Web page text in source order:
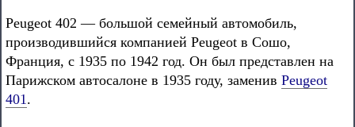
Peugeot 402 — большой семейный автомобиль,
производившийся компанией Peugeot в Сошо,
Франция, с 1935 по 1942 год. Он был представлен на
Парижском автосалоне в 1935 году, заменив Peugeot
401 .